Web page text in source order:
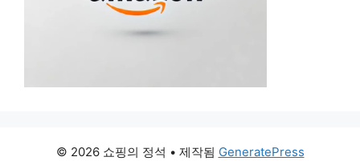
© 2026 쇼핑의 정석 • 제작됨 GeneratePress